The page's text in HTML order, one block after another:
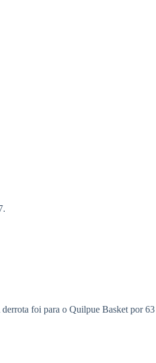
foi para o Quilpue Basket por 63